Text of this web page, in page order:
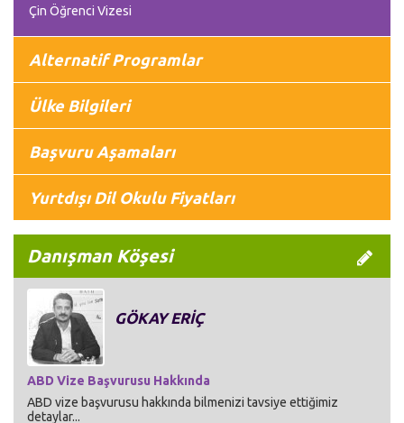
Çin Öğrenci Vizesi
Alternatif Programlar
Ülke Bilgileri
Başvuru Aşamaları
Yurtdışı Dil Okulu Fiyatları
Danışman Köşesi
GÖKAY ERİÇ
ABD Vize Başvurusu Hakkında
ABD vize başvurusu hakkında bilmenizi tavsiye ettiğimiz
detaylar...